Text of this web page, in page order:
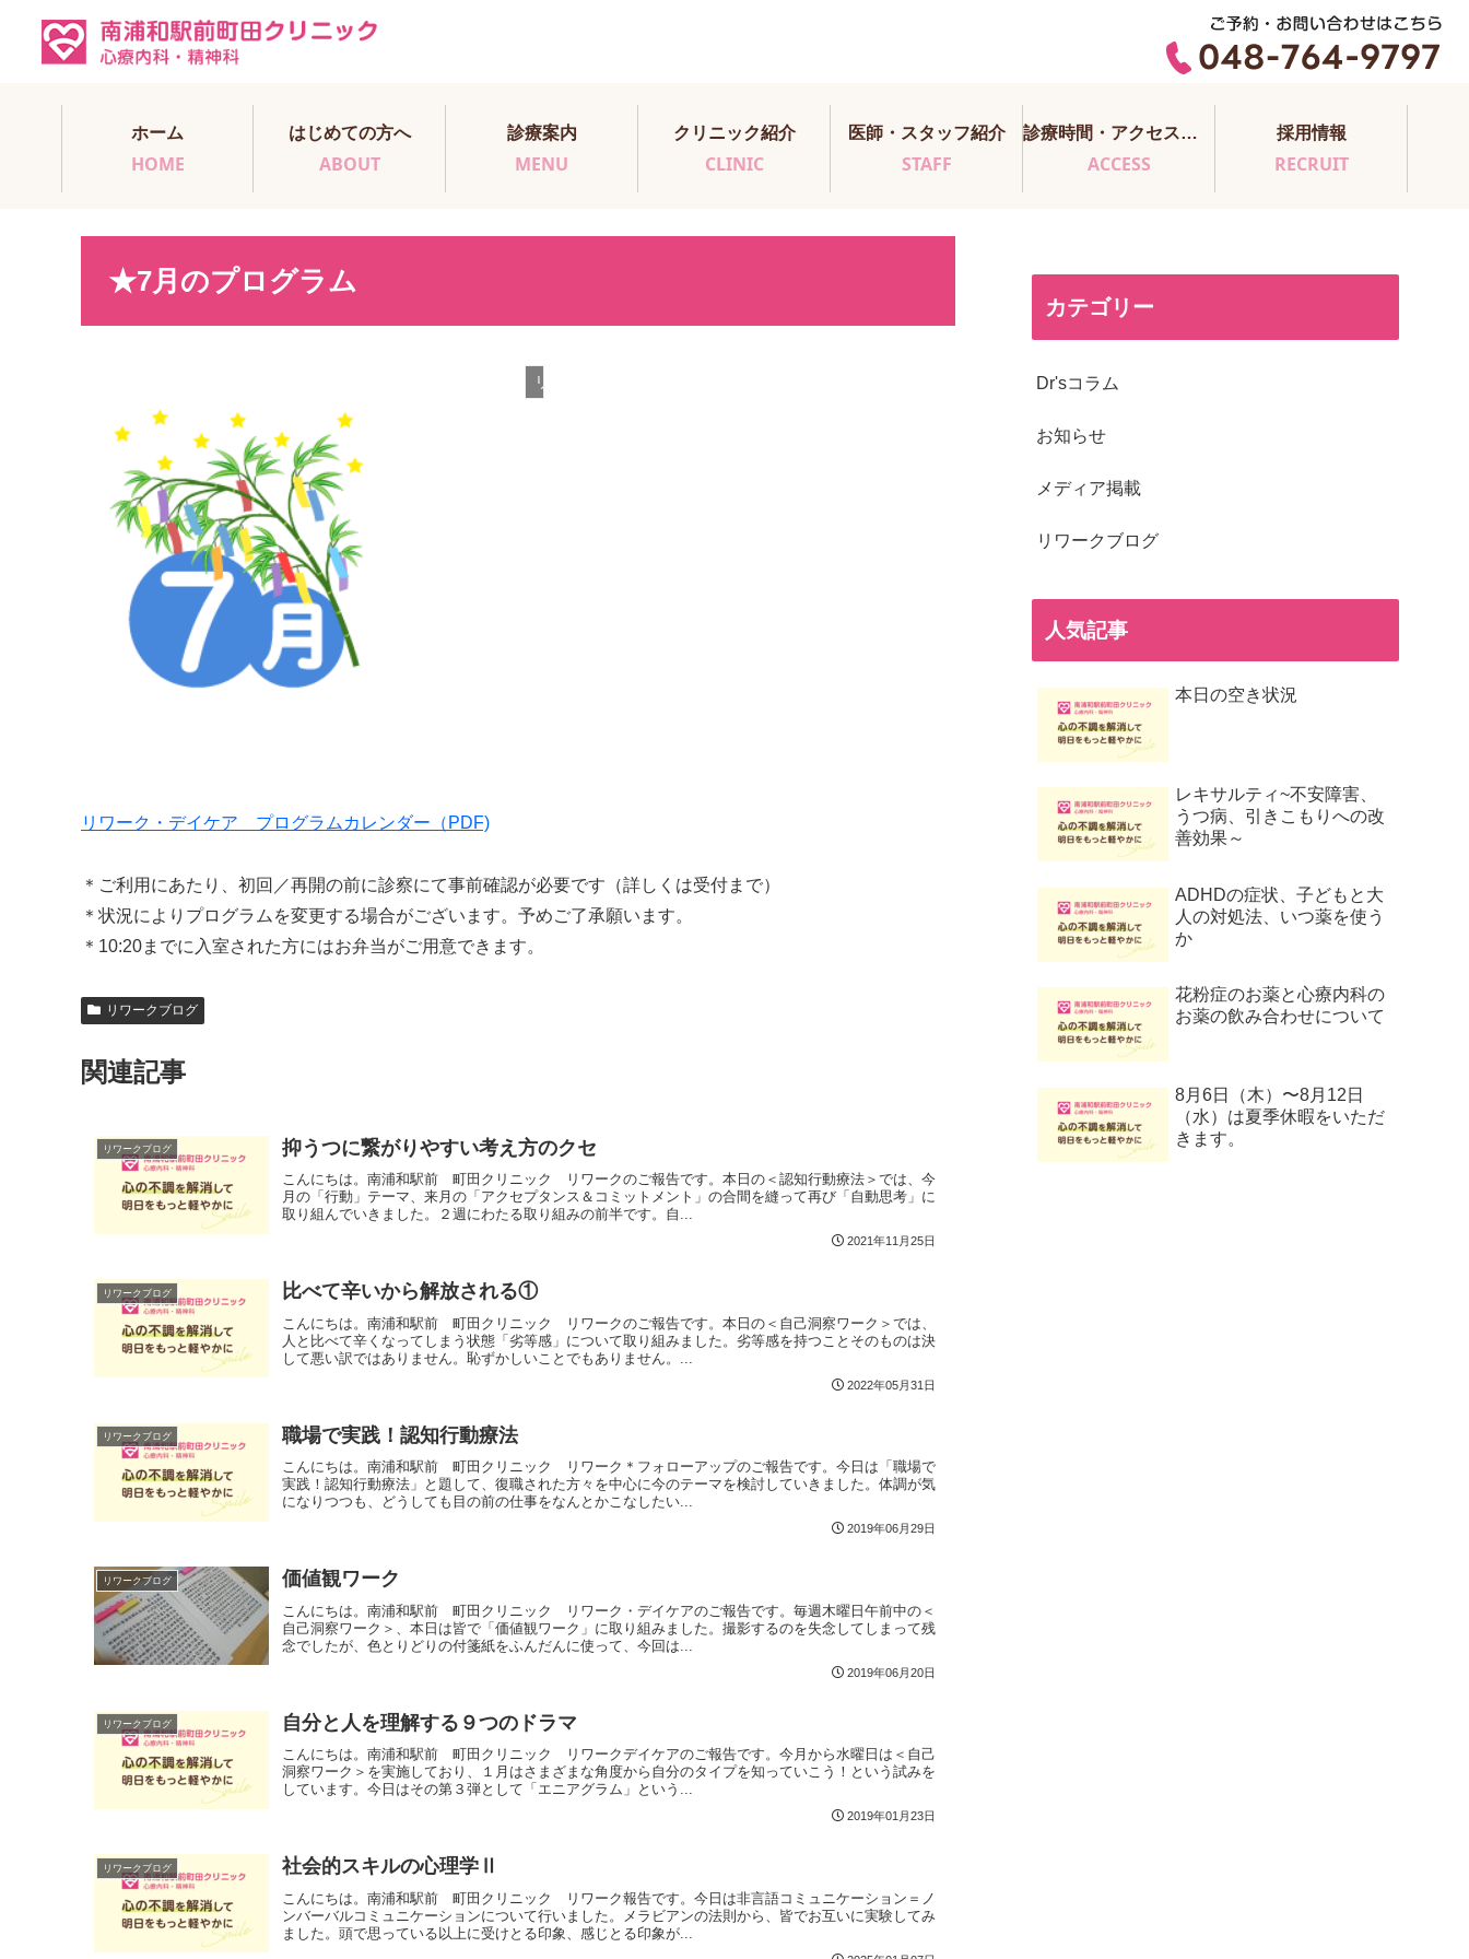
ホーム
HOME
はじめての方へ
ABOUT
診療案内
MENU
クリニック紹介
CLINIC
医師・スタッフ紹介
STAFF
診療時間・アクセス・医師担当表
ACCESS
採用情報
RECRUIT
★7月のプログラム
リワークブログ
リワーク・デイケア プログラムカレンダー（PDF)
＊ご利用にあたり、初回／再開の前に診察にて事前確認が必要です（詳しくは受付まで）
＊状況によりプログラムを変更する場合がございます。予めご了承願います。
＊10:20までに入室された方にはお弁当がご用意できます。
リワークブログ
関連記事
リワークブログ 抑うつに繋がりやすい考え方のクセ
こんにちは。南浦和駅前 町田クリニック リワークのご報告です。本日の＜認知行動療法＞では、今
月の「行動」テーマ、来月の「アクセプタンス＆コミットメント」の合間を縫って再び「自動思考」に
取り組んでいきました。２週にわたる取り組みの前半です。自...
2021年11月25日
リワークブログ 比べて辛いから解放される①
こんにちは。南浦和駅前 町田クリニック リワークのご報告です。本日の＜自己洞察ワーク＞では、
人と比べて辛くなってしまう状態「劣等感」について取り組みました。劣等感を持つことそのものは決
して悪い訳ではありません。恥ずかしいことでもありません。...
2022年05月31日
リワークブログ 職場で実践！認知行動療法
こんにちは。南浦和駅前 町田クリニック リワーク＊フォローアップのご報告です。今日は「職場で
実践！認知行動療法」と題して、復職された方々を中心に今のテーマを検討していきました。体調が気
になりつつも、どうしても目の前の仕事をなんとかこなしたい...
2019年06月29日
リワークブログ 価値観ワーク
こんにちは。南浦和駅前 町田クリニック リワーク・デイケアのご報告です。毎週木曜日午前中の＜
自己洞察ワーク＞、本日は皆で「価値観ワーク」に取り組みました。撮影するのを失念してしまって残
念でしたが、色とりどりの付箋紙をふんだんに使って、今回は...
2019年06月20日
リワークブログ 自分と人を理解する９つのドラマ
こんにちは。南浦和駅前 町田クリニック リワークデイケアのご報告です。今月から水曜日は＜自己
洞察ワーク＞を実施しており、１月はさまざまな角度から自分のタイプを知っていこう！という試みを
しています。今日はその第３弾として「エニアグラム」という...
2019年01月23日
リワークブログ 社会的スキルの心理学Ⅱ
こんにちは。南浦和駅前 町田クリニック リワーク報告です。今日は非言語コミュニケーション＝ノ
ンバーバルコミュニケーションについて行いました。メラビアンの法則から、皆でお互いに実験してみ
ました。頭で思っている以上に受けとる印象、感じとる印象が...
カテゴリー
Dr'sコラム
お知らせ
メディア掲載
リワークブログ
人気記事
本日の空き状況
レキサルティ~不安障害、
うつ病、引きこもりへの改
善効果～
ADHDの症状、子どもと大
人の対処法、いつ薬を使う
か
花粉症のお薬と心療内科の
お薬の飲み合わせについて
8月6日（木）〜8月12日
（水）は夏季休暇をいただ
きます。